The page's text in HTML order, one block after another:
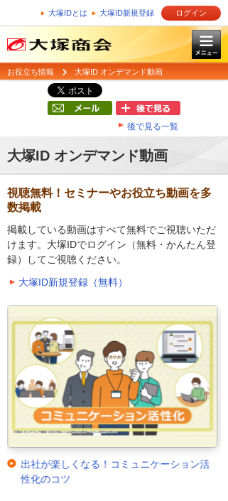
大塚IDとは 大塚ID新規登録 ログイン
お役立ち情報 大塚ID オンデマンド動画
後で見る一覧
大塚ID オンデマンド動画
視聴無料！セミナーやお役立ち動画を多
数掲載
掲載している動画はすべて無料でご視聴いただ
けます。大塚IDでログイン（無料・かんたん登
録）してご視聴ください。
大塚ID新規登録（無料）
出社が楽しくなる！コミュニケーション活
性化のコツ